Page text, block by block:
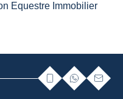
Equestre Immobilier
deconfidentialité et les
de Google s'appliquent.